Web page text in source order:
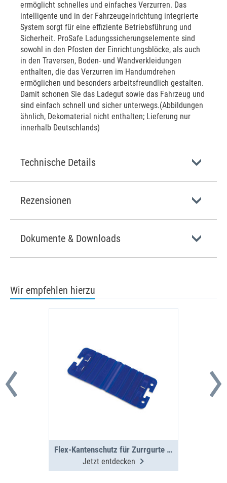
ermöglicht schnelles und einfaches Verzurren. Das
intelligente und in der Fahrzeugeinrichtung integrierte
System sorgt für eine effiziente Betriebsführung und
Sicherheit. ProSafe Ladungssicherungselemente sind
sowohl in den Pfosten der Einrichtungsblöcke, als auch
in den Traversen, Boden- und Wandverkleidungen
enthalten, die das Verzurren im Handumdrehen
ermöglichen und besonders arbeitsfreundlich gestalten.
Damit schonen Sie das Ladegut sowie das Fahrzeug und
sind einfach schnell und sicher unterwegs.(Abbildungen
ähnlich, Dekomaterial nicht enthalten; Lieferung nur
innerhalb Deutschlands)
Technische Details
Rezensionen
Dokumente & Downloads
Wir empfehlen hierzu
Flex-Kantenschutz für Zurrgurte VPE4
Jetzt entdecken